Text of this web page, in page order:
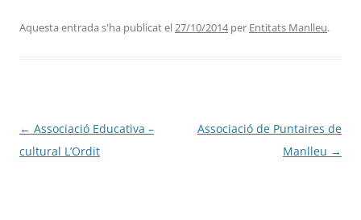
Aquesta entrada s'ha publicat el27/10/2014per Entitats Manlleu.
Navegació
per
← Associació Educativa –
cultural L’Ordit
Associació de Puntaires de
Manlleu →